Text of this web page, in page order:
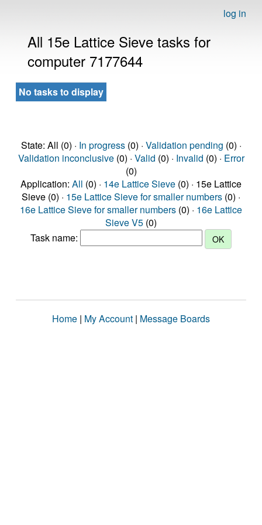
log in
All 15e Lattice Sieve tasks for
computer 7177644
No tasks to display
State: All (0) · In progress(0) · Validation pending (0) ·
Validation inconclusive(0) · Valid (0) · Invalid (0) · Error
(0)
Application: All (0) · 14e Lattice Sieve (0) · 15e Lattice
Sieve (0) · 15e Lattice Sieve for smaller numbers (0) ·
16e Lattice Sieve for smaller numbers (0) · 16e Lattice
Sieve V5 (0)
Task name:
Home | My Account | Message Boards